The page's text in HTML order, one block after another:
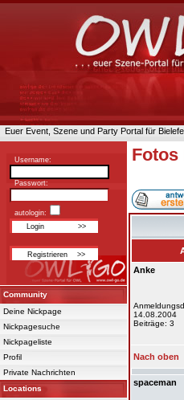
Euer Event, Szene und Party Portal für
Username:
Passwort:
autologin:
Community
Deine Nickpage
Nickpagesuche
Nickpageliste
Profil
Private Nachrichten
Locations
Fotos
Anke
14.08.2004
Beiträge: 3
Nach oben
spaceman